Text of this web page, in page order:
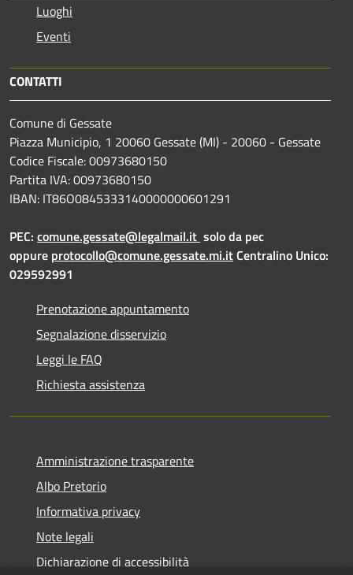
Luoghi
Eventi
CONTATTI
Comune di Gessate
Piazza Municipio, 1 20060 Gessate (MI) - 20060 - Gessate
Codice Fiscale: 00973680150
Partita IVA: 00973680150
IBAN: IT86O0845333140000000601291
PEC: comune.gessate@legalmail.it solo da pec
oppure protocollo@comune.gessate.mi.itCentralino Unico:
029592991
Prenotazione appuntamento
Segnalazione disservizio
Leggi le FAQ
Richiesta assistenza
Amministrazione trasparente
Albo Pretorio
Informativa privacy
Note legali
Dichiarazione di accessibilità